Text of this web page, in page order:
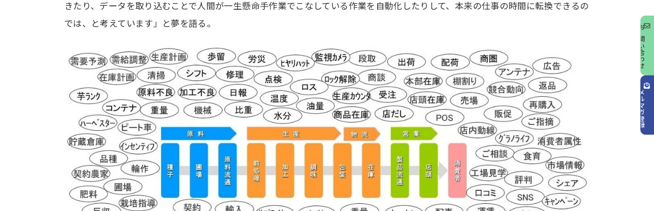
きたり、データを取り込むことで人間が一生懸命手作業でこなしている作業を自動化したりして、本来の仕事の時間に転換できるの
では、と考えています」と夢を語る。
お問い合わせ
メルマガ登録